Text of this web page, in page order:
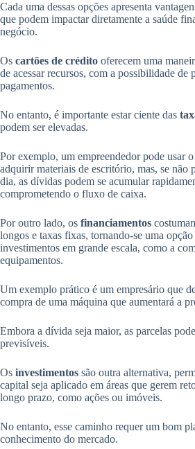
Cada uma dessas opções apresenta
que podem impactar diretamente a saúde
negócio.
Os cartões de crédito oferecem uma
de acessar recursos, com a possibilidade de
pagamentos.
No entanto, é importante estar ciente das
podem ser elevadas.
Por exemplo, um empreendedor pode usar
adquirir materiais de escritório, mas, se não
dia, as dívidas podem se acumular
comprometendo o fluxo de caixa.
Por outro lado, os financiamentos
longos e taxas fixas, tornando-se uma
investimentos em grande escala, como a
equipamentos.
Um exemplo prático é um empresário que
compra de uma máquina que aumentará a
Embora a dívida seja maior, as parcelas
previsíveis.
Os investimentos são outra alternativa,
capital seja aplicado em áreas que gerem
longo prazo, como ações ou imóveis.
No entanto, esse caminho requer um bom
conhecimento do mercado.